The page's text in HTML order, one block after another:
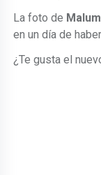
La foto de
en un día de
¿Te gusta el